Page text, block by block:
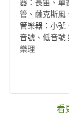
器：長笛、單
管、薩克斯風
管樂器：小號
音號、低音號
樂理
看